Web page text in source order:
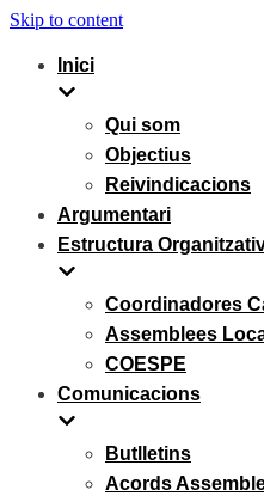
Skip to content
Inici
Qui som
Objectius
Reivindicacions
Argumentari
Estructura
Coordinadores
Assemblees
COESPE
Comunicacions
Butlletins
Acords